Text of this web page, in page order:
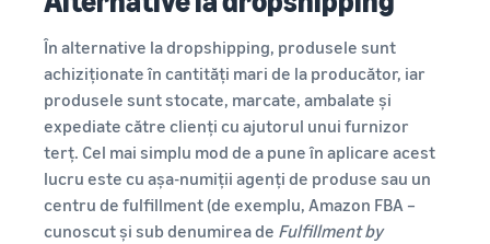
În alternative la dropshipping, produsele sunt
achiziționate în cantități mari de la producător, iar
produsele sunt stocate, marcate, ambalate și
expediate către clienți cu ajutorul unui furnizor
terț. Cel mai simplu mod de a pune în aplicare acest
lucru este cu așa-numiții agenți de produse sau un
centru de fulfillment (de exemplu, Amazon FBA –
cunoscut și sub denumirea de Fulfillment by